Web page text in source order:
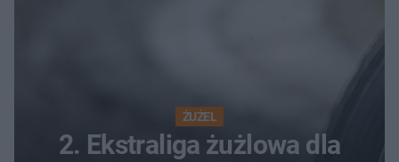
ŻUŻEL
2. Ekstraliga żużlowa dla